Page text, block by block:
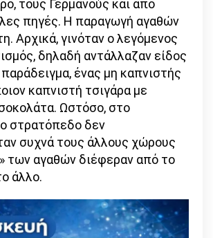
τους Γερμανούς και από
πηγές. Η παραγωγή αγαθών
Αρχικά, γινόταν ο λεγόμενος
δηλαδή αντάλλαζαν είδος
παράδειγμα, ένας μη καπνιστής
καπνιστή τσιγάρα με
Ωστόσο, στο
στρατόπεδο δεν
συχνά τους άλλους χώρους
των αγαθών διέφεραν από το
άλλο.